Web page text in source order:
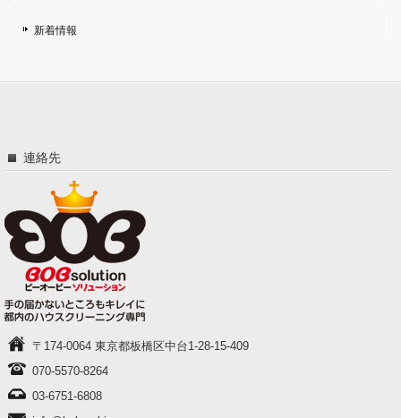
新着情報
連絡先
〒174-0064 東京都板橋区中台1-28-15-409
070-5570-8264
03-6751-6808